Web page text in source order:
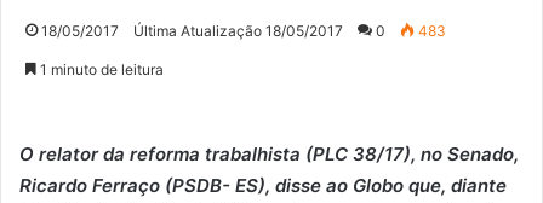
18/05/2017 Última Atualização 18/05/2017 0 483
1 minuto de leitura
O relator da reforma trabalhista (PLC 38/17), no Senado,
Ricardo Ferraço (PSDB- ES), disse ao Globo que, diante